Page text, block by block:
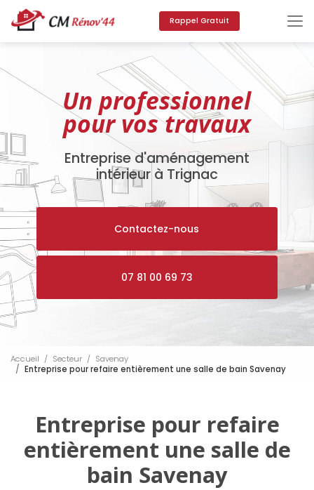
au
contenu
principal
Rappel Gratuit
Un professionnel
pour vos travaux
Entreprise d'aménagement
intérieur à Trignac
Contactez-nous
07 81 00 69 73
Accueil Secteur
Savenay
Entreprise pour refaire entièrement une salle de bain Savenay
Entreprise pour refaire
entièrement une salle de
bain Savenay